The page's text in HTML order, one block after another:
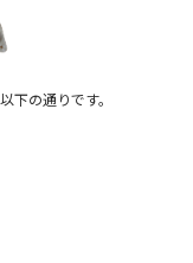
下の通りです。